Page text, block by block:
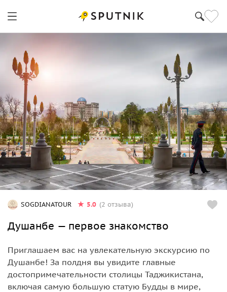
SOGDIANATOUR 5.0 (2 отзыва)
Душанбе — первое знакомство
Приглашаем вас на увлекательную экскурсию по
Душанбе! За полдня вы увидите главные
достопримечательности столицы Таджикистана,
включая самую большую статую Будды в мире,